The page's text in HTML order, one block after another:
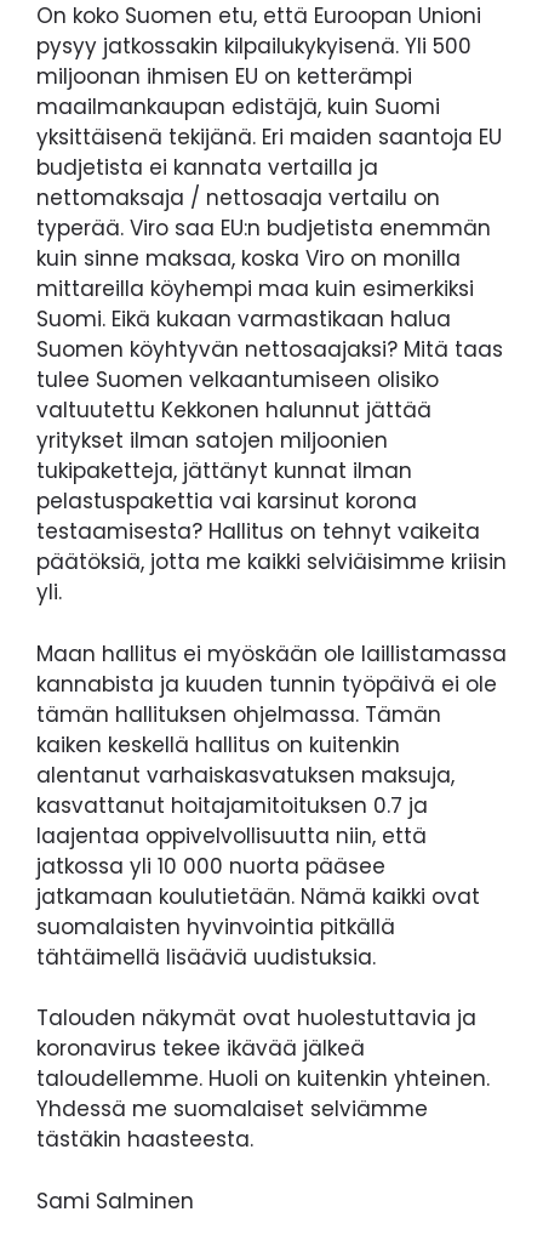
On koko Suomen etu, että Euroopan Unioni
pysyy jatkossakin kilpailukykyisenä. Yli 500
miljoonan ihmisen EU on ketterämpi
maailmankaupan edistäjä, kuin Suomi
yksittäisenä tekijänä. Eri maiden saantoja EU
budjetista ei kannata vertailla ja
nettomaksaja / nettosaaja vertailu on
typerää. Viro saa EU:n budjetista enemmän
kuin sinne maksaa, koska Viro on monilla
mittareilla köyhempi maa kuin esimerkiksi
Suomi. Eikä kukaan varmastikaan halua
Suomen köyhtyvän nettosaajaksi? Mitä taas
tulee Suomen velkaantumiseen olisiko
valtuutettu Kekkonen halunnut jättää
yritykset ilman satojen miljoonien
tukipaketteja, jättänyt kunnat ilman
pelastuspakettia vai karsinut korona
testaamisesta? Hallitus on tehnyt vaikeita
päätöksiä, jotta me kaikki selviäisimme kriisin
yli.
Maan hallitus ei myöskään ole laillistamassa
kannabista ja kuuden tunnin työpäivä ei ole
tämän hallituksen ohjelmassa. Tämän
kaiken keskellä hallitus on kuitenkin
alentanut varhaiskasvatuksen maksuja,
kasvattanut hoitajamitoituksen 0.7 ja
laajentaa oppivelvollisuutta niin, että
jatkossa yli 10 000 nuorta pääsee
jatkamaan koulutietään. Nämä kaikki ovat
suomalaisten hyvinvointia pitkällä
tähtäimellä lisääviä uudistuksia.
Talouden näkymät ovat huolestuttavia ja
koronavirus tekee ikävää jälkeä
taloudellemme. Huoli on kuitenkin yhteinen.
Yhdessä me suomalaiset selviämme
tästäkin haasteesta.
Sami Salminen